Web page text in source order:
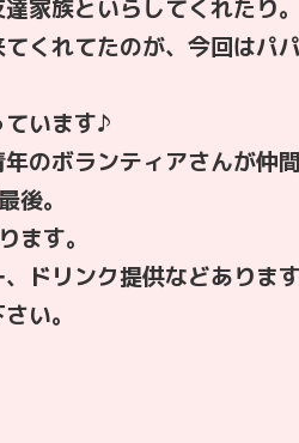
家族といらしてくれたり。
くれてたのが、今回はパ
います♪
のボランティアさんが仲
後。
ます。
ドリンク提供などあります
い。